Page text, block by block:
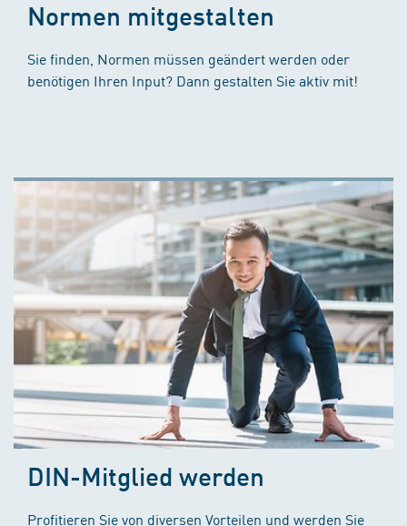
Normen mitgestalten
Sie finden, Normen müssen geändert werden oder
benötigen Ihren Input? Dann gestalten Sie aktiv mit!
DIN-Mitglied werden
Profitieren Sie von diversen Vorteilen und werden Sie